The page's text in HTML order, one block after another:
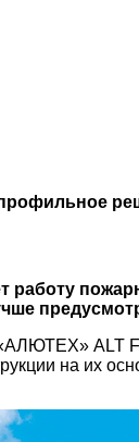
работу
ALT
на их